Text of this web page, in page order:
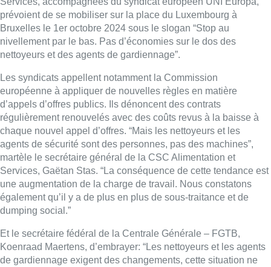
prévoient de se mobiliser sur la place du Luxembourg à
Bruxelles le 1er octobre 2024 sous le slogan “Stop au
nivellement par le bas. Pas d’économies sur le dos des
nettoyeurs et des agents de gardiennage”.
Les syndicats appellent notamment la Commission
européenne à appliquer de nouvelles règles en matière
d’appels d’offres publics. Ils dénoncent des contrats
régulièrement renouvelés avec des coûts revus à la baisse à
chaque nouvel appel d’offres. “Mais les nettoyeurs et les
agents de sécurité sont des personnes, pas des machines”,
martèle le secrétaire général de la CSC Alimentation et
Services, Gaëtan Stas. “La conséquence de cette tendance est
une augmentation de la charge de travail. Nous constatons
également qu’il y a de plus en plus de sous-traitance et de
dumping social.”
Et le secrétaire fédéral de la Centrale Générale – FGTB,
Koenraad Maertens, d’embrayer: “Les nettoyeurs et les agents
de gardiennage exigent des changements, cette situation ne